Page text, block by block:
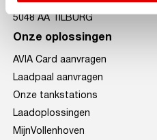
Goirkekanaaldijk 221
5048 AA TILBURG
Onze oplossingen
AVIA Card aanvragen
Laadpaal aanvragen
Onze tankstations
Laadoplossingen
MijnVollenhoven